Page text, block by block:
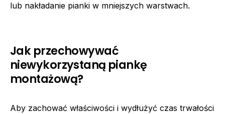
lub nakładanie pianki w mniejszych warstwach.
Jak przechowywać
niewykorzystaną piankę
montażową?
Aby zachować właściwości i wydłużyć czas trwałości